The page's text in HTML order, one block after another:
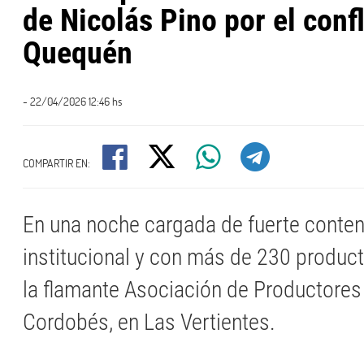
de Nicolás Pino por el
Quequén
- 22/04/2026 12:46 hs
COMPARTIR EN:
En una noche cargada de fuerte
institucional y con más de 230
la flamante Asociación de
Cordobés, en Las Vertientes.